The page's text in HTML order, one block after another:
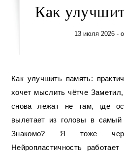
Как
13 июля 2026 -
Как улучшить память: практический гид для тех, кто
хочет мыслить чётче
снова лежат не там, где
вылетает из головы в самый
Знакомо? Я тоже
Нейропластичность